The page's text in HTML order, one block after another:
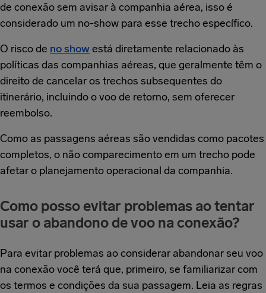
de conexão sem avisar à companhia aérea, isso é
considerado um no-show para esse trecho específico.
O risco de no showestá diretamente relacionado às
políticas das companhias aéreas, que geralmente têm o
direito de cancelar os trechos subsequentes do
itinerário, incluindo o voo de retorno, sem oferecer
reembolso.
Como as passagens aéreas são vendidas como pacotes
completos, o não comparecimento em um trecho pode
afetar o planejamento operacional da companhia.
Como posso evitar problemas ao tentar
usar o abandono de voo na conexão?
Para evitar problemas ao considerar abandonar seu voo
na conexão você terá que, primeiro, se familiarizar com
os termos e condições da sua passagem. Leia as regras